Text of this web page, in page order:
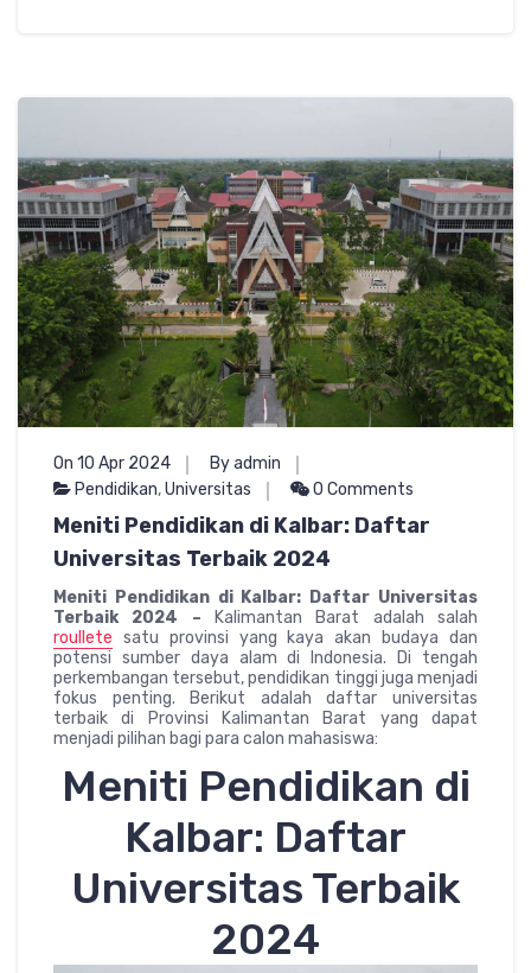
On 10 Apr 2024
By admin
Pendidikan,Universitas 0 Comments
Meniti Pendidikan di Kalbar: Daftar
Universitas Terbaik 2024
Meniti Pendidikan di Kalbar: Daftar Universitas
Terbaik 2024 –
Kalimantan Barat adalah salah
roullete satu provinsi yang kaya akan budaya dan
potensi sumber daya alam di Indonesia. Di tengah
perkembangan tersebut, pendidikan tinggi juga menjadi
fokus penting. Berikut adalah daftar universitas
terbaik di Provinsi Kalimantan Barat yang dapat
menjadi pilihan bagi para calon mahasiswa:
Meniti Pendidikan di
Kalbar: Daftar
Universitas Terbaik
2024